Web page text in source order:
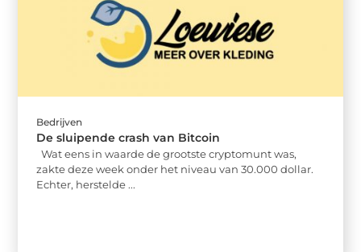
Bedrijven
De sluipende crash van Bitcoin
Wat eens in waarde de grootste cryptomunt was,
zakte deze week onder het niveau van 30.000 dollar.
Echter, herstelde ...